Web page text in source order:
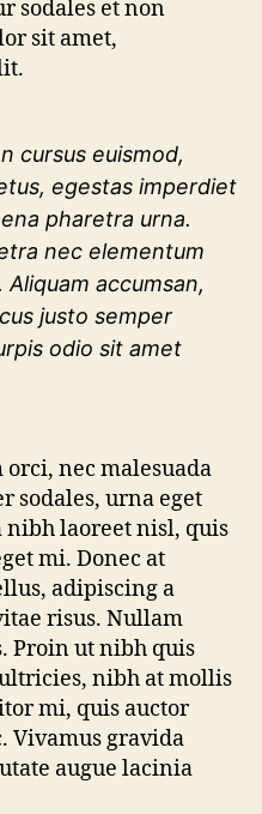
sodales et non
sit amet,
cursus euismod,
egestas imperdiet
pharetra urna.
nec elementum
accumsan,
justo semper
odio sit amet
nec malesuada
sodales, urna eget
laoreet nisl, quis
mi. Donec at
adipiscing a
risus. Nullam
Proin ut nibh quis
nibh at mollis
mi, quis auctor
Vivamus gravida
augue lacinia